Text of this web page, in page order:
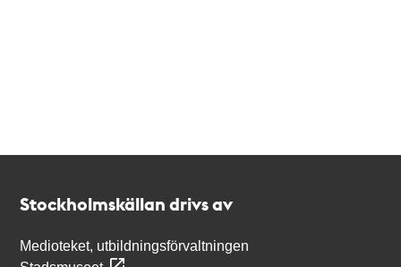
Stockholmskällan drivs av
Medioteket, utbildningsförvaltningen